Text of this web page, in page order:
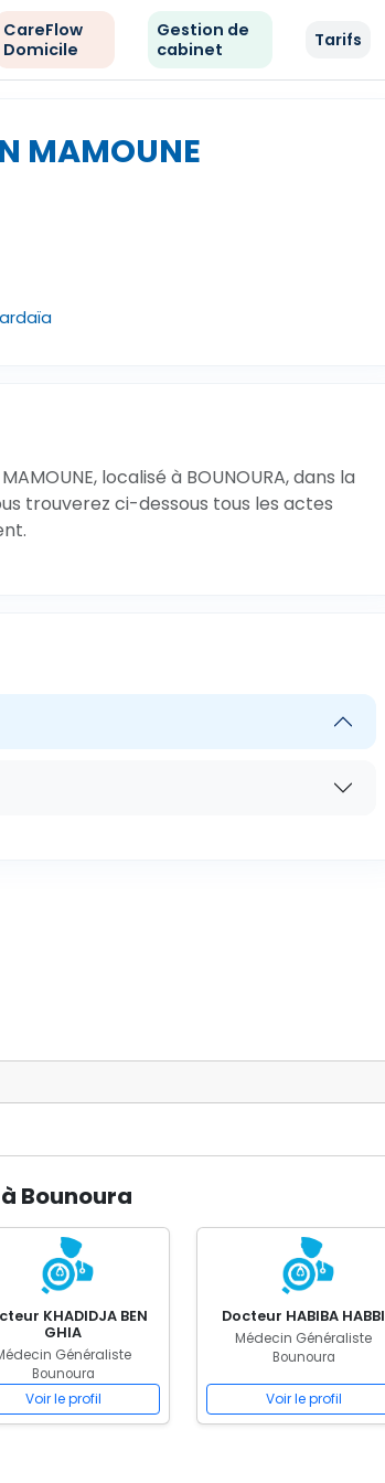
CareFlow
Domicile
Gestion de
cabinet
Tarifs
MAMOUNE
localisé à BOUNOURA, dans la
trouverez ci-dessous tous les actes
Bounoura
KHADIDJA BEN
GHIA
Généraliste
Bounoura
Voir le profil
Docteur HABIBA HABBI
Médecin Généraliste
Bounoura
Voir le profil